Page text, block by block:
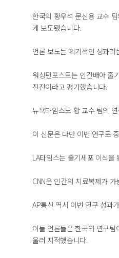
한국의 황우석 문신용 교수
게 보도됐습니다.
언론 보도는 획기적인 성과
워싱턴포스트는 인간배아 줄
진전이라고 평가했습니다.
뉴욕타임스도 황 교수 팀의
이 신문은 다만 이번 연구로
LA타임스는 줄기세포 이식
CNN은 인간의 치료복제가
AP통신 역시 이번 연구 성과
이들 언론들은 한국의 연구
울러 지적했습니다.